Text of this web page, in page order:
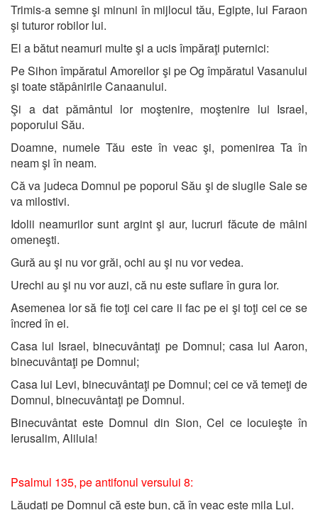
Trimis-a semne şi minuni în mijlocul tău, Egipte, lui Faraon
şi tuturor robilor lui.
El a bătut neamuri multe şi a ucis împăraţi puternici:
Pe Sihon împăratul Amoreilor şi pe Og împăratul Vasanului
şi toate stăpânirile Canaanului.
Şi a dat pământul lor moştenire, moştenire lui Israel,
poporului Său.
Doamne, numele Tău este în veac şi, pomenirea Ta în
neam şi în neam.
Că va judeca Domnul pe poporul Său şi de slugile Sale se
va milostivi.
Idolii neamurilor sunt argint şi aur, lucruri făcute de mâini
omeneşti.
Gură au şi nu vor grăi, ochi au şi nu vor vedea.
Urechi au şi nu vor auzi, că nu este suflare în gura lor.
Asemenea lor să fie toţi cei care ii fac pe ei şi toţi cei ce se
încred în ei.
Casa lui Israel, binecuvântaţi pe Domnul; casa lui Aaron,
binecuvântaţi pe Domnul;
Casa lui Levi, binecuvântaţi pe Domnul; cei ce vă temeţi de
Domnul, binecuvântaţi pe Domnul.
Binecuvântat este Domnul din Sion, Cel ce locuieşte în
Ierusalim, Aliluia!
Psalmul 135, pe antifonul versului 8:
Lăudaţi pe Domnul că este bun, că în veac este mila Lui.